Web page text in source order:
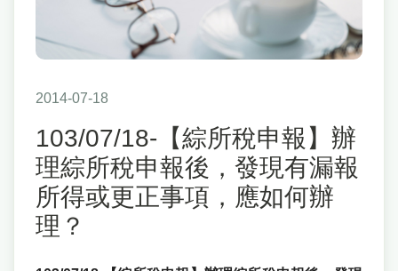
2014-07-18
103/07/18-【綜所稅申報】辦
理綜所稅申報後，發現有漏報
所得或更正事項，應如何辦
理？